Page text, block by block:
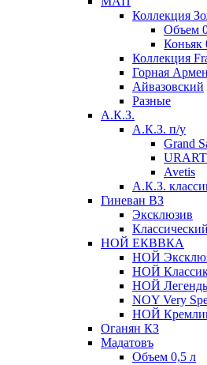
Коллекция
Объем
Коньяк
Коллекция
Горная
Айвазовский
Разные
А.К.З.
А.К.З. п/у
Grand
Avetis
А.К.З.
Гиневан ВЗ
Эксклюзив
НОЙ ЕКВВКА
НОЙ
НОЙ
НОЙ
NOY Very
НОЙ
Оганян КЗ
Мадатовъ
Объем 0,5 л